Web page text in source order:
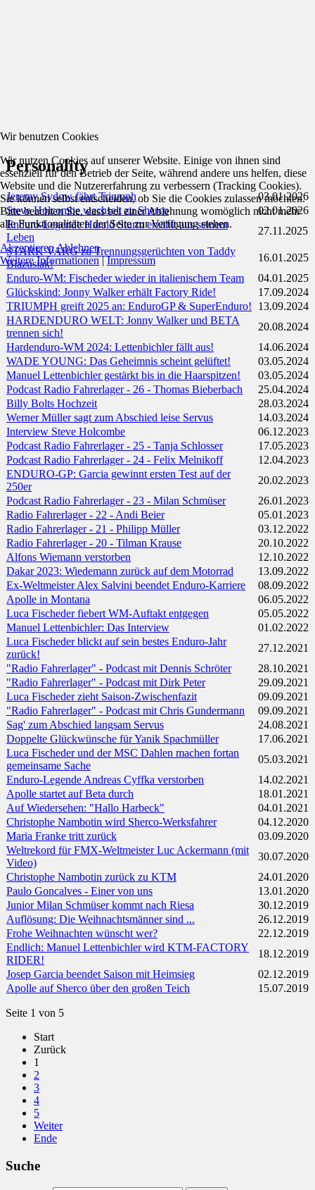
Personality
Jeremy Sydow fährt Triumph
03.01.2026
Steve Holcombe wechselt zu Sherco
02.01.2026
Enduro-Legende Harald Sturm erzählt aus seinem
Leben
27.11.2025
STARK VARG zu Trennungsgerüchten von Taddy
Blazusiak!
16.01.2025
Enduro-WM: Fischeder wieder in italienischem Team
04.01.2025
Glückskind: Jonny Walker erhält Factory Ride!
17.09.2024
TRIUMPH greift 2025 an: EnduroGP & SuperEnduro!
13.09.2024
HARDENDURO WELT: Jonny Walker und BETA
trennen sich!
20.08.2024
Hardenduro-WM 2024: Lettenbichler fällt aus!
14.06.2024
WADE YOUNG: Das Geheimnis scheint gelüftet!
03.05.2024
Manuel Lettenbichler gestärkt bis in die Haarspitzen!
03.05.2024
Podcast Radio Fahrerlager - 26 - Thomas Bieberbach
25.04.2024
Billy Bolts Hochzeit
28.03.2024
Werner Müller sagt zum Abschied leise Servus
14.03.2024
Interview Steve Holcombe
06.12.2023
Podcast Radio Fahrerlager - 25 - Tanja Schlosser
17.05.2023
Podcast Radio Fahrerlager - 24 - Felix Melnikoff
12.04.2023
ENDURO-GP: Garcia gewinnt ersten Test auf der
250er
20.02.2023
Podcast Radio Fahrerlager - 23 - Milan Schmüser
26.01.2023
Radio Fahrerlager - 22 - Andi Beier
05.01.2023
Radio Fahrerlager - 21 - Philipp Müller
03.12.2022
Radio Fahrerlager - 20 - Tilman Krause
20.10.2022
Alfons Wiemann verstorben
12.10.2022
Dakar 2023: Wiedemann zurück auf dem Motorrad
13.09.2022
Ex-Weltmeister Alex Salvini beendet Enduro-Karriere
08.09.2022
Apolle in Montana
06.05.2022
Luca Fischeder fiebert WM-Auftakt entgegen
05.05.2022
Manuel Lettenbichler: Das Interview
01.02.2022
Luca Fischeder blickt auf sein bestes Enduro-Jahr
zurück!
27.12.2021
"Radio Fahrerlager" - Podcast mit Dennis Schröter
28.10.2021
"Radio Fahrerlager" - Podcast mit Dirk Peter
29.09.2021
Luca Fischeder zieht Saison-Zwischenfazit
09.09.2021
"Radio Fahrerlager" - Podcast mit Chris Gundermann
09.09.2021
Sag' zum Abschied langsam Servus
24.08.2021
Doppelte Glückwünsche für Yanik Spachmüller
17.06.2021
Luca Fischeder und der MSC Dahlen machen fortan
gemeinsame Sache
05.03.2021
Enduro-Legende Andreas Cyffka verstorben
14.02.2021
Apolle startet auf Beta durch
18.01.2021
Auf Wiedersehen: "Hallo Harbeck"
04.01.2021
Christophe Nambotin wird Sherco-Werksfahrer
04.12.2020
Maria Franke tritt zurück
03.09.2020
Weltrekord für FMX-Weltmeister Luc Ackermann (mit
Video)
30.07.2020
Christophe Nambotin zurück zu KTM
24.01.2020
Paulo Goncalves - Einer von uns
13.01.2020
Junior Milan Schmüser kommt nach Riesa
30.12.2019
Auflösung: Die Weihnachtsmänner sind ...
26.12.2019
Frohe Weihnachten wünscht wer?
22.12.2019
Endlich: Manuel Lettenbichler wird KTM-FACTORY
RIDER!
18.12.2019
Josep Garcia beendet Saison mit Heimsieg
02.12.2019
Apolle auf Sherco über den großen Teich
15.07.2019
Seite 1 von 5
Start
Zurück
1
2
3
4
5
Weiter
Ende
Suche
Wir benutzen Cookies
Wir nutzen Cookies auf unserer Website. Einige von ihnen sind
essenziell für den Betrieb der Seite, während andere uns helfen, diese
Website und die Nutzererfahrung zu verbessern (Tracking Cookies).
Sie können selbst entscheiden, ob Sie die Cookies zulassen möchten.
Bitte beachten Sie, dass bei einer Ablehnung womöglich nicht mehr
alle Funktionalitäten der Seite zur Verfügung stehen.
AkzeptierenAblehnen
Weitere Informationen|Impressum